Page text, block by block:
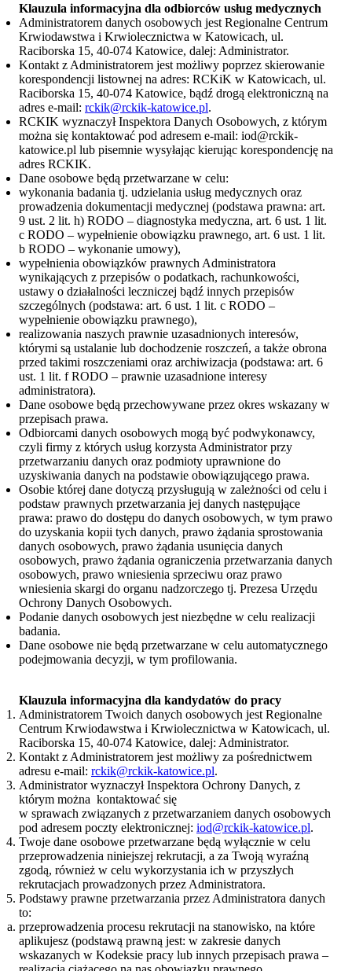
Klauzula informacyjna dla odbiorców usług medycznych
Administratorem danych osobowych jest Regionalne Centrum
Krwiodawstwa i Krwiolecznictwa w Katowicach, ul.
Raciborska 15, 40-074 Katowice, dalej: Administrator.
Kontakt z Administratorem jest możliwy poprzez skierowanie
korespondencji listownej na adres: RCKiK w Katowicach, ul.
Raciborska 15, 40-074 Katowice, bądź drogą elektroniczną na
adres e-mail: rckik@rckik-katowice.pl.
RCKIK wyznaczył Inspektora Danych Osobowych, z którym
można się kontaktować pod adresem e-mail: iod@rckik-
katowice.pl lub pisemnie wysyłając kierując korespondencję na
adres RCKIK.
Dane osobowe będą przetwarzane w celu:
wykonania badania tj. udzielania usług medycznych oraz
prowadzenia dokumentacji medycznej (podstawa prawna: art.
9 ust. 2 lit. h) RODO – diagnostyka medyczna, art. 6 ust. 1 lit.
c RODO – wypełnienie obowiązku prawnego, art. 6 ust. 1 lit.
b RODO – wykonanie umowy),
wypełnienia obowiązków prawnych Administratora
wynikających z przepisów o podatkach, rachunkowości,
ustawy o działalności leczniczej bądź innych przepisów
szczególnych (podstawa: art. 6 ust. 1 lit. c RODO –
wypełnienie obowiązku prawnego),
realizowania naszych prawnie uzasadnionych interesów,
którymi są ustalanie lub dochodzenie roszczeń, a także obrona
przed takimi roszczeniami oraz archiwizacja (podstawa: art. 6
ust. 1 lit. f RODO – prawnie uzasadnione interesy
administratora).
Dane osobowe będą przechowywane przez okres wskazany w
przepisach prawa.
Odbiorcami danych osobowych mogą być podwykonawcy,
czyli firmy z których usług korzysta Administrator przy
przetwarzaniu danych oraz podmioty uprawnione do
uzyskiwania danych na podstawie obowiązującego prawa.
Osobie której dane dotyczą przysługują w zależności od celu i
podstaw prawnych przetwarzania jej danych następujące
prawa: prawo do dostępu do danych osobowych, w tym prawo
do uzyskania kopii tych danych, prawo żądania sprostowania
danych osobowych, prawo żądania usunięcia danych
osobowych, prawo żądania ograniczenia przetwarzania danych
osobowych, prawo wniesienia sprzeciwu oraz prawo
wniesienia skargi do organu nadzorczego tj. Prezesa Urzędu
Ochrony Danych Osobowych.
Podanie danych osobowych jest niezbędne w celu realizacji
badania.
Dane osobowe nie będą przetwarzane w celu automatycznego
podejmowania decyzji, w tym profilowania.
Klauzula informacyjna dla kandydatów do pracy
Administratorem Twoich danych osobowych jest Regionalne
Centrum Krwiodawstwa i Krwiolecznictwa w Katowicach, ul.
Raciborska 15, 40-074 Katowice, dalej: Administrator.
Kontakt z Administratorem jest możliwy za pośrednictwem
adresu e-mail: rckik@rckik-katowice.pl.
Administrator wyznaczył Inspektora Ochrony Danych, z
którym można kontaktować się
w sprawach związanych z przetwarzaniem danych osobowych
pod adresem poczty elektronicznej: iod@rckik-katowice.pl.
Twoje dane osobowe przetwarzane będą wyłącznie w celu
przeprowadzenia niniejszej rekrutacji, a za Twoją wyraźną
zgodą, również w celu wykorzystania ich w przyszłych
rekrutacjach prowadzonych przez Administratora.
Podstawy prawne przetwarzania przez Administratora danych
to:
przeprowadzenia procesu rekrutacji na stanowisko, na które
aplikujesz (podstawą prawną jest: w zakresie danych
wskazanych w Kodeksie pracy lub innych przepisach prawa –